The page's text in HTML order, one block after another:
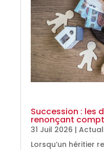
Succession : les
renonçant
31 Juil 2026 |
Lorsqu’un héritier